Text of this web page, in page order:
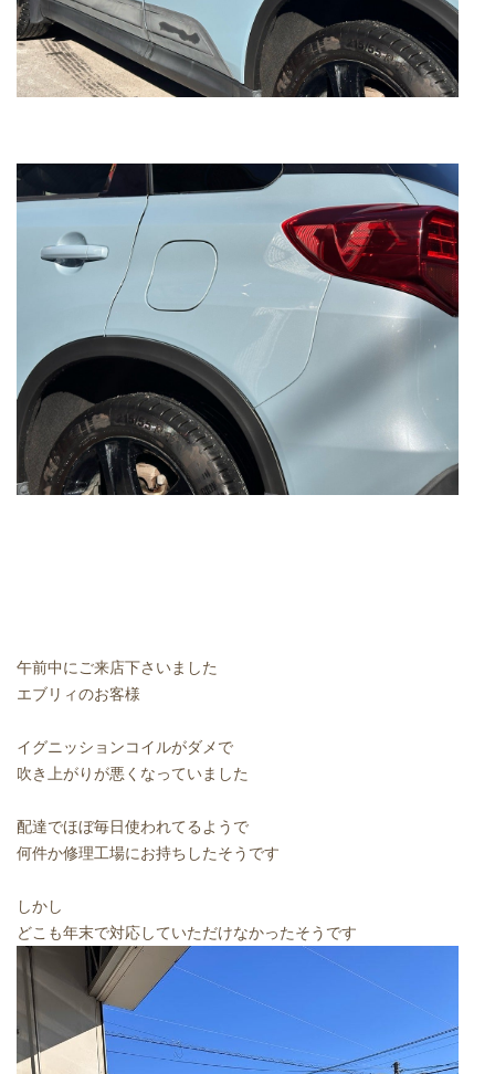
午前中にご来店下さいました
エブリィのお客様
イグニッションコイルがダメで
吹き上がりが悪くなっていました
配達でほぼ毎日使われてるようで
何件か修理工場にお持ちしたそうです
しかし
どこも年末で対応していただけなかったそうです